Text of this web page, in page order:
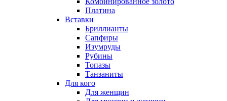
Платина
Вставки
Бриллианты
Сапфиры
Изумруды
Рубины
Топазы
Танзаниты
Для кого
Для женщин